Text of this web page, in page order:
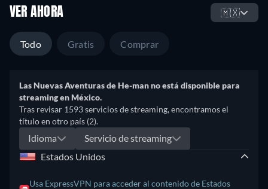
VER AHORA 🇲🇽
Todo Gratis Comprar
Las Nuevas Aventuras de He-man no está disponible para
streaming en México.
Tras revisar 1593 servicios de streaming, encontramos el
título en otro país (2).
Idioma
Servicio de streaming
Estados Unidos
Usa ExpressVPN para acceder al contenido de Estados